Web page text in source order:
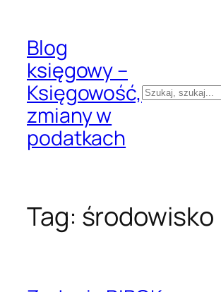
treściBlog
księgowy –
Księgowość,
zmiany w
podatkach
Szukaj
Tag: środowisko